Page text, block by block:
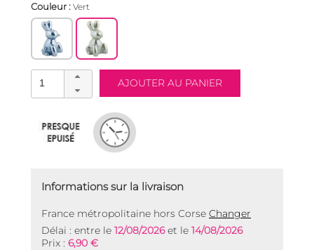
Couleur : Vert
Informations sur la livraison
France métropolitaine hors Corse Changer
Délai : entre le 12/08/2026et le 14/08/2026
Prix : 6,90 €